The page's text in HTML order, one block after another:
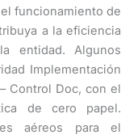
funcionamiento de
a la eficiencia
entidad. Algunos
Implementación
Control Doc, con el
de cero papel.
aéreos para el